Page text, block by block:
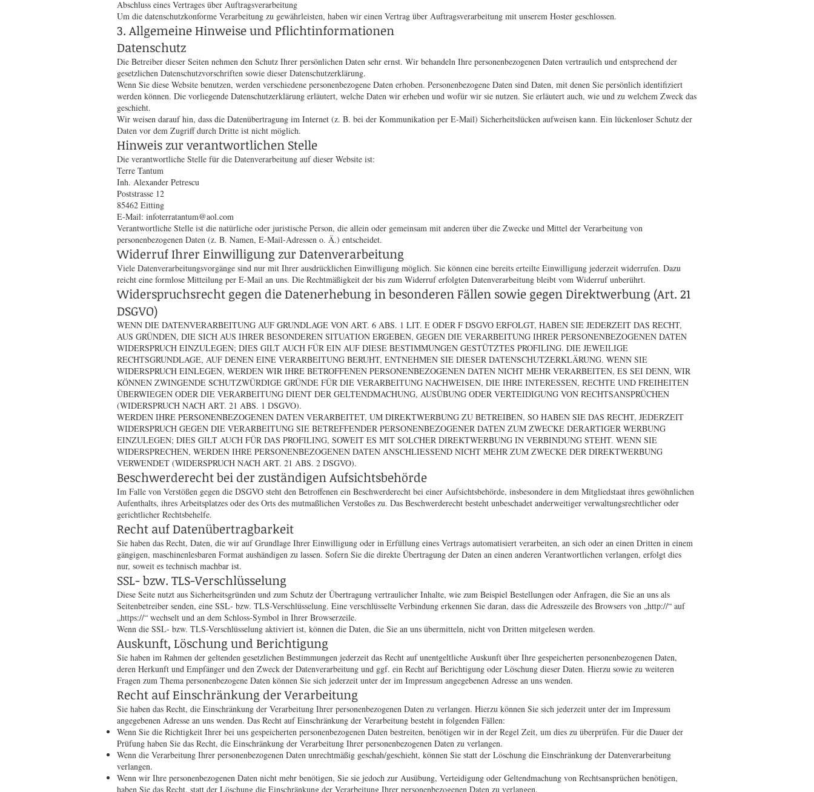
Abschluss eines Vertrages über Auftragsverarbeitung
Um die datenschutzkonforme Verarbeitung zu gewährleisten, haben wir einen Vertrag über Auftragsverarbeitung mit unserem Hoster geschlossen.
3. Allgemeine Hinweise und Pflichtinformationen
Datenschutz
Die Betreiber dieser Seiten nehmen den Schutz Ihrer persönlichen Daten sehr ernst. Wir behandeln Ihre personenbezogenen Daten vertraulich und entsprechend der
gesetzlichen Datenschutzvorschriften sowie dieser Datenschutzerklärung.
Wenn Sie diese Website benutzen, werden verschiedene personenbezogene Daten erhoben. Personenbezogene Daten sind Daten, mit denen Sie persönlich identifiziert
werden können. Die vorliegende Datenschutzerklärung erläutert, welche Daten wir erheben und wofür wir sie nutzen. Sie erläutert auch, wie und zu welchem Zweck das
geschieht.
Wir weisen darauf hin, dass die Datenübertragung im Internet (z. B. bei der Kommunikation per E-Mail) Sicherheitslücken aufweisen kann. Ein lückenloser Schutz der
Daten vor dem Zugriff durch Dritte ist nicht möglich.
Hinweis zur verantwortlichen Stelle
Die verantwortliche Stelle für die Datenverarbeitung auf dieser Website ist:
Terre Tantum
Inh. Alexander Petrescu
Poststrasse 12
85462 Eitting
E-Mail: infoterratantum@aol.com
Verantwortliche Stelle ist die natürliche oder juristische Person, die allein oder gemeinsam mit anderen über die Zwecke und Mittel der Verarbeitung von
personenbezogenen Daten (z. B. Namen, E-Mail-Adressen o. Ä.) entscheidet.
Widerruf Ihrer Einwilligung zur Datenverarbeitung
Viele Datenverarbeitungsvorgänge sind nur mit Ihrer ausdrücklichen Einwilligung möglich. Sie können eine bereits erteilte Einwilligung jederzeit widerrufen. Dazu
reicht eine formlose Mitteilung per E-Mail an uns. Die Rechtmäßigkeit der bis zum Widerruf erfolgten Datenverarbeitung bleibt vom Widerruf unberührt.
Widerspruchsrecht gegen die Datenerhebung in besonderen Fällen sowie gegen Direktwerbung (Art. 21
DSGVO)
WENN DIE DATENVERARBEITUNG AUF GRUNDLAGE VON ART. 6 ABS. 1 LIT. E ODER F DSGVO ERFOLGT, HABEN SIE JEDERZEIT DAS RECHT,
AUS GRÜNDEN, DIE SICH AUS IHRER BESONDEREN SITUATION ERGEBEN, GEGEN DIE VERARBEITUNG IHRER PERSONENBEZOGENEN DATEN
WIDERSPRUCH EINZULEGEN; DIES GILT AUCH FÜR EIN AUF DIESE BESTIMMUNGEN GESTÜTZTES PROFILING. DIE JEWEILIGE
RECHTSGRUNDLAGE, AUF DENEN EINE VERARBEITUNG BERUHT, ENTNEHMEN SIE DIESER DATENSCHUTZERKLÄRUNG. WENN SIE
WIDERSPRUCH EINLEGEN, WERDEN WIR IHRE BETROFFENEN PERSONENBEZOGENEN DATEN NICHT MEHR VERARBEITEN, ES SEI DENN, WIR
KÖNNEN ZWINGENDE SCHUTZWÜRDIGE GRÜNDE FÜR DIE VERARBEITUNG NACHWEISEN, DIE IHRE INTERESSEN, RECHTE UND FREIHEITEN
ÜBERWIEGEN ODER DIE VERARBEITUNG DIENT DER GELTENDMACHUNG, AUSÜBUNG ODER VERTEIDIGUNG VON RECHTSANSPRÜCHEN
(WIDERSPRUCH NACH ART. 21 ABS. 1 DSGVO).
WERDEN IHRE PERSONENBEZOGENEN DATEN VERARBEITET, UM DIREKTWERBUNG ZU BETREIBEN, SO HABEN SIE DAS RECHT, JEDERZEIT
WIDERSPRUCH GEGEN DIE VERARBEITUNG SIE BETREFFENDER PERSONENBEZOGENER DATEN ZUM ZWECKE DERARTIGER WERBUNG
EINZULEGEN; DIES GILT AUCH FÜR DAS PROFILING, SOWEIT ES MIT SOLCHER DIREKTWERBUNG IN VERBINDUNG STEHT. WENN SIE
WIDERSPRECHEN, WERDEN IHRE PERSONENBEZOGENEN DATEN ANSCHLIESSEND NICHT MEHR ZUM ZWECKE DER DIREKTWERBUNG
VERWENDET (WIDERSPRUCH NACH ART. 21 ABS. 2 DSGVO).
Beschwerderecht bei der zuständigen Aufsichtsbehörde
Im Falle von Verstößen gegen die DSGVO steht den Betroffenen ein Beschwerderecht bei einer Aufsichtsbehörde, insbesondere in dem Mitgliedstaat ihres gewöhnlichen
Aufenthalts, ihres Arbeitsplatzes oder des Orts des mutmaßlichen Verstoßes zu. Das Beschwerderecht besteht unbeschadet anderweitiger verwaltungsrechtlicher oder
gerichtlicher Rechtsbehelfe.
Recht auf Datenübertragbarkeit
Sie haben das Recht, Daten, die wir auf Grundlage Ihrer Einwilligung oder in Erfüllung eines Vertrags automatisiert verarbeiten, an sich oder an einen Dritten in einem
gängigen, maschinenlesbaren Format aushändigen zu lassen. Sofern Sie die direkte Übertragung der Daten an einen anderen Verantwortlichen verlangen, erfolgt dies
nur, soweit es technisch machbar ist.
SSL- bzw. TLS-Verschlüsselung
Diese Seite nutzt aus Sicherheitsgründen und zum Schutz der Übertragung vertraulicher Inhalte, wie zum Beispiel Bestellungen oder Anfragen, die Sie an uns als
Seitenbetreiber senden, eine SSL- bzw. TLS-Verschlüsselung. Eine verschlüsselte Verbindung erkennen Sie daran, dass die Adresszeile des Browsers von „http://“ auf
„https://“ wechselt und an dem Schloss-Symbol in Ihrer Browserzeile.
Wenn die SSL- bzw. TLS-Verschlüsselung aktiviert ist, können die Daten, die Sie an uns übermitteln, nicht von Dritten mitgelesen werden.
Auskunft, Löschung und Berichtigung
Sie haben im Rahmen der geltenden gesetzlichen Bestimmungen jederzeit das Recht auf unentgeltliche Auskunft über Ihre gespeicherten personenbezogenen Daten,
deren Herkunft und Empfänger und den Zweck der Datenverarbeitung und ggf. ein Recht auf Berichtigung oder Löschung dieser Daten. Hierzu sowie zu weiteren
Fragen zum Thema personenbezogene Daten können Sie sich jederzeit unter der im Impressum angegebenen Adresse an uns wenden.
Recht auf Einschränkung der Verarbeitung
Sie haben das Recht, die Einschränkung der Verarbeitung Ihrer personenbezogenen Daten zu verlangen. Hierzu können Sie sich jederzeit unter der im Impressum
angegebenen Adresse an uns wenden. Das Recht auf Einschränkung der Verarbeitung besteht in folgenden Fällen:
Wenn Sie die Richtigkeit Ihrer bei uns gespeicherten personenbezogenen Daten bestreiten, benötigen wir in der Regel Zeit, um dies zu überprüfen. Für die Dauer der
Prüfung haben Sie das Recht, die Einschränkung der Verarbeitung Ihrer personenbezogenen Daten zu verlangen.
Wenn die Verarbeitung Ihrer personenbezogenen Daten unrechtmäßig geschah/geschieht, können Sie statt der Löschung die Einschränkung der Datenverarbeitung
verlangen.
Wenn wir Ihre personenbezogenen Daten nicht mehr benötigen, Sie sie jedoch zur Ausübung, Verteidigung oder Geltendmachung von Rechtsansprüchen benötigen,
haben Sie das Recht, statt der Löschung die Einschränkung der Verarbeitung Ihrer personenbezogenen Daten zu verlangen.